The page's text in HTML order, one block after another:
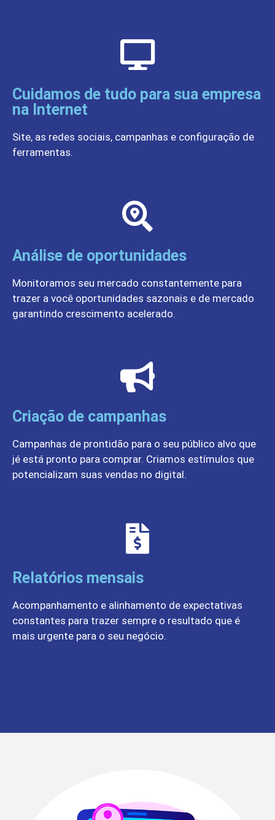
Cuidamos de tudo para sua empresa
na Internet
Site, as redes sociais, campanhas e configuração de
ferramentas.
Análise de oportunidades
Monitoramos seu mercado constantemente para
trazer a você oportunidades sazonais e de mercado
garantindo crescimento acelerado.
Criação de campanhas
Campanhas de prontidão para o seu público alvo que
jé está pronto para comprar. Criamos estímulos que
potencializam suas vendas no digital.
Relatórios mensais
Acompanhamento e alinhamento de expectativas
constantes para trazer sempre o resultado que é
mais urgente para o seu negócio.